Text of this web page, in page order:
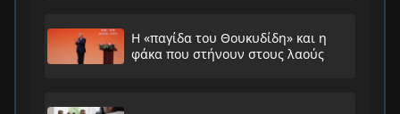
Η «παγίδα του Θουκυδίδη» και η
φάκα που στήνουν στους λαούς